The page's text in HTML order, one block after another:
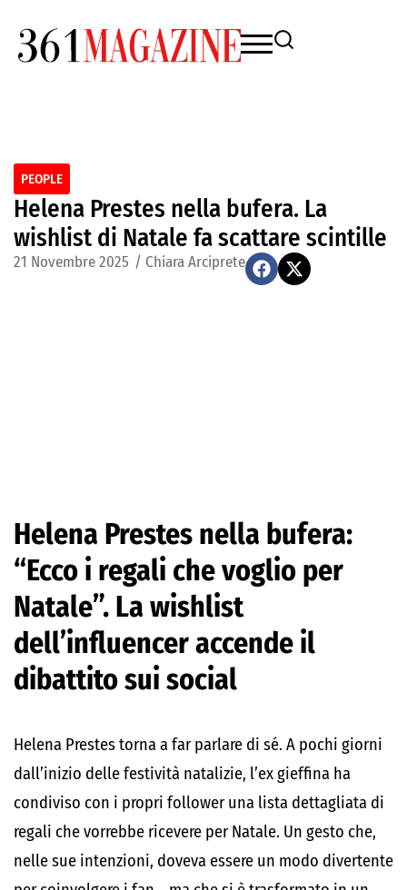
PEOPLE
Helena Prestes nella bufera. La
wishlist di Natale fa scattare scintille
21 Novembre 2025 / Chiara Arciprete
Helena Prestes nella bufera:
“Ecco i regali che voglio per
Natale”. La wishlist
dell’influencer accende il
dibattito sui social
Helena Prestes torna a far parlare di sé. A pochi giorni
dall’inizio delle festività natalizie, l’ex gieffina ha
condiviso con i propri follower una lista dettagliata di
regali che vorrebbe ricevere per Natale. Un gesto che,
nelle sue intenzioni, doveva essere un modo divertente